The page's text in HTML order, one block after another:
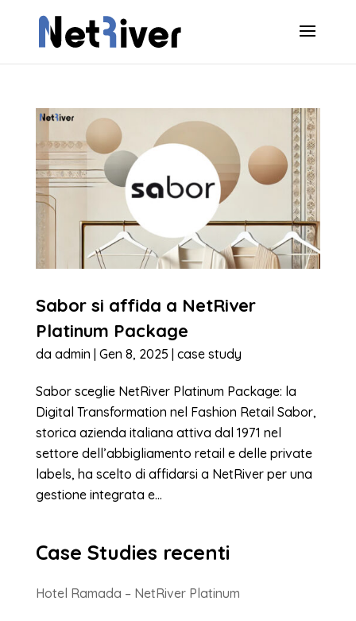
Sabor si affida a NetRiver
Platinum Package
da admin | Gen 8, 2025 | case study
Sabor sceglie NetRiver Platinum Package: la
Digital Transformation nel Fashion Retail Sabor,
storica azienda italiana attiva dal 1971 nel
settore dell’abbigliamento retail e delle private
labels, ha scelto di affidarsi a NetRiver per una
gestione integrata e...
Case Studies recenti
Hotel Ramada – NetRiver Platinum